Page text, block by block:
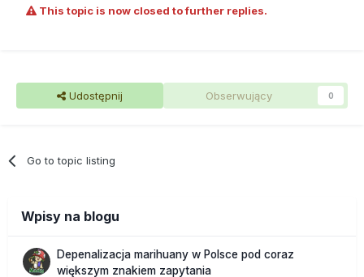
This topic is now closed to further replies.
Udostępnij Obserwujący 0
Go to topic listing
Wpisy na blogu
Depenalizacja marihuany w Polsce pod coraz
większym znakiem zapytania